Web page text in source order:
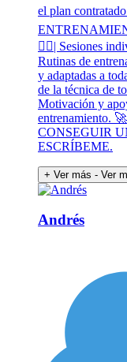
el plan
🏋🏻| Sesiones
Rutinas de
y adaptadas a
de la técnica de
Motivación y
entrenamiento.
CONSEGUIR
ESCRÍBEME.
+ Ver más - Ver
Andrés